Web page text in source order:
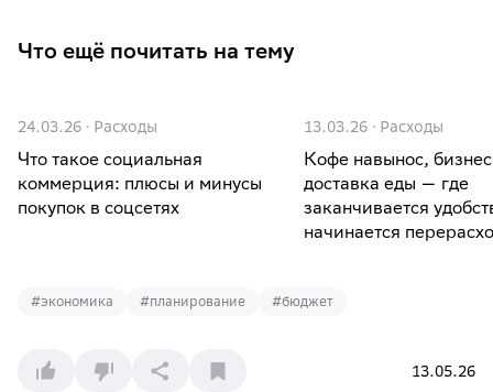
Что ещё почитать на тему
24.03.26 · Расходы
Что такое социальная
коммерция: плюсы и минусы
покупок в соцсетях
13.03.26 · Расходы
Кофе навынос,
доставка еды — где
заканчивается
начинается
#экономика #планирование #бюджет
13.05.26